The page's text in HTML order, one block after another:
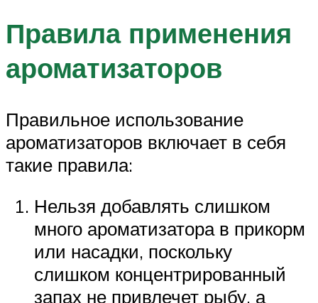
Правила применения
ароматизаторов
Правильное использование
ароматизаторов включает в себя
такие правила:
Нельзя добавлять слишком
много ароматизатора в прикорм
или насадки, поскольку
слишком концентрированный
запах не привлечет рыбу, а